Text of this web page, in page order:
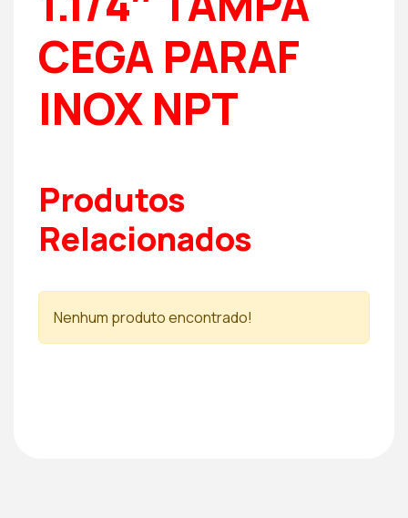
CEGA PARAF
INOX NPT
Produtos
Relacionados
Nenhum produto encontrado!